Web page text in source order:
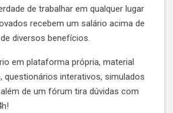
de trabalhar em qualquer lugar
recebem um salário acima de
diversos benefícios.
em plataforma própria, material
questionários interativos, simulados
de um fórum tira dúvidas com